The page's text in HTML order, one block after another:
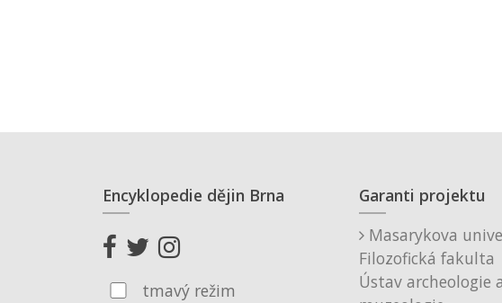
Encyklopedie dějin Brna
tmavý režim
Garanti projektu
Masarykova
Filozofická fakulta
Ústav archeologie a